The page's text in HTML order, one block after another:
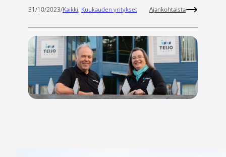
31/10/2023/Kaikki, Kuukauden yritykset Ajankohtaista